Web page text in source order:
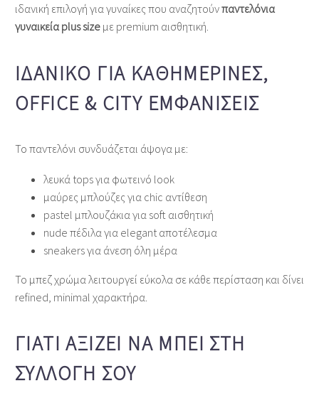
ιδανική επιλογή για γυναίκες που αναζητούνπαντελόνια
γυναικεία plus size με premium αισθητική.
ΙΔΑΝΙΚΌ ΓΙΑ ΚΑΘΗΜΕΡΙΝΈΣ,
OFFICE & CITY ΕΜΦΑΝΊΣΕΙΣ
Το παντελόνι συνδυάζεται άψογα με:
λευκά tops για φωτεινό look
μαύρες μπλούζες για chic αντίθεση
pastel μπλουζάκια για soft αισθητική
nude πέδιλα για elegant αποτέλεσμα
sneakers για άνεση όλη μέρα
Το μπεζ χρώμα λειτουργεί εύκολα σε κάθε περίσταση και δίνει
refined, minimal χαρακτήρα.
ΓΙΑΤΊ ΑΞΊΖΕΙ ΝΑ ΜΠΕΙ ΣΤΗ
ΣΥΛΛΟΓΉ ΣΟΥ